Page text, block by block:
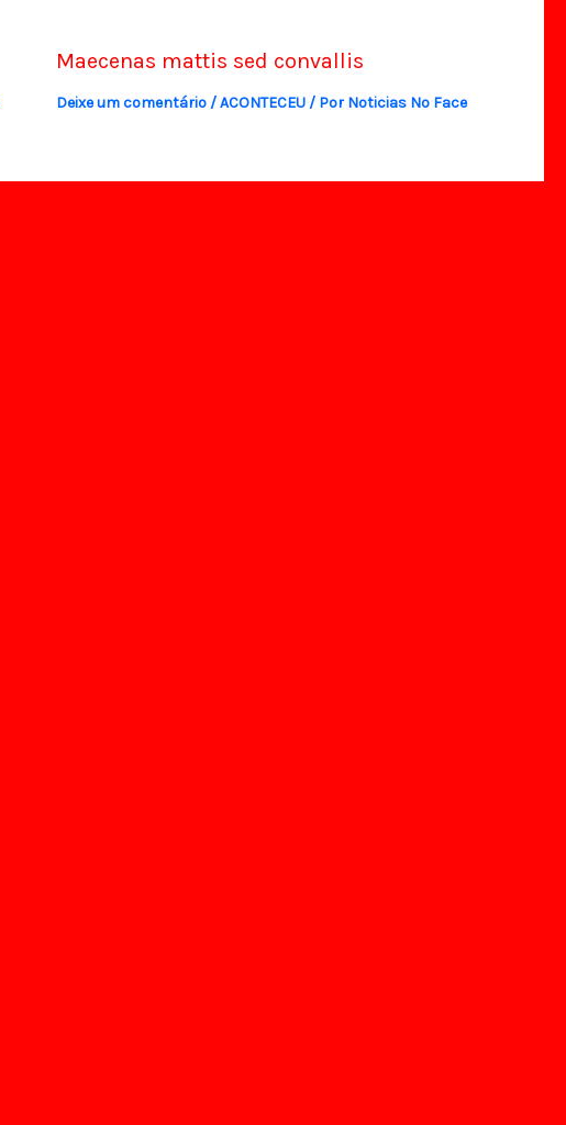
Maecenas mattis sed convallis
Deixe um comentário /ACONTECEU / Por Noticias No Face